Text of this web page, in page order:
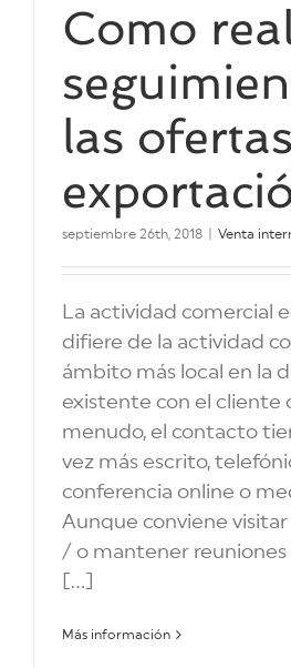
Como
las
septiembre 26th, 2018 Venta
La actividad comercial
difiere de la actividad
ámbito más local en la
existente con el cliente
menudo, el contacto
vez más escrito,
conferencia online o
Aunque conviene visitar
/ o mantener reuniones
[...]
Más información